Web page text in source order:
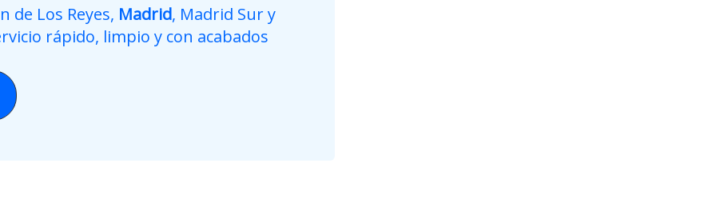
de Los Reyes, Madrid, Madrid Sur y
rápido, limpio y con acabados